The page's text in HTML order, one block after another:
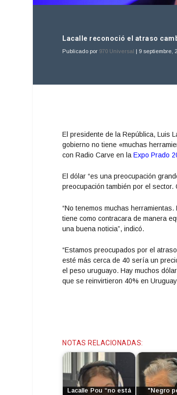
Lacalle reconoció el atraso
Publicado por 970 Universal | 9 septiembre,
El presidente de la República, Luis
gobierno no tiene «muchas
con Radio Carve en laExpo Prado
El dólar “es una preocupación
preocupación también por el
“No tenemos muchas
tiene como contracara de manera
una buena noticia”, indicó.
“Estamos preocupados por el
esté más cerca de 40 sería un
el peso uruguayo. Hay muchos
que se reinvirtieron 40% en
NOTAS RELACIONADAS:
Lacalle Pou “no está
"Negro